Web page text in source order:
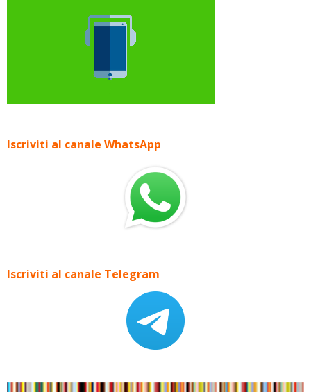
Iscriviti al canale WhatsApp
Iscriviti al canale Telegram